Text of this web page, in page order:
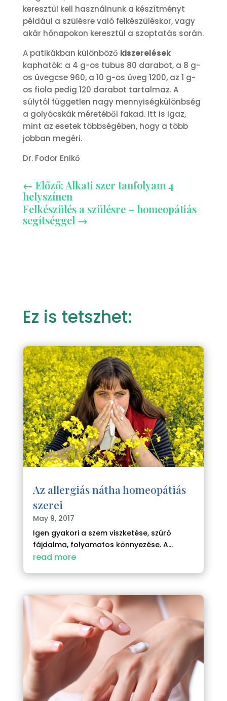
keresztül kell használnunk a készítményt
például a szülésre való felkészüléskor, vagy
akár hónapokon keresztül a szoptatás során.
A patikákban különböző kiszerelések
kaphatók: a 4 g-os tubus 80 darabot, a 8 g-
os üvegcse 960, a 10 g-os üveg 1200, az 1 g-
os fiola pedig 120 darabot tartalmaz. A
súlytól független nagy mennyiségkülönbség
a golyócskák méretéből fakad. Itt is igaz,
mint az esetek többségében, hogy a több
jobban megéri.
Dr. Fodor Enikő
← Előző: Alkati szer tanfolyam 4
helyszínen
Felkészülés a szülésre – homeopátiás
segítséggel →
Ez is tetszhet:
Az allergiás nátha homeopátiás
szerei
May 9, 2017
Igen gyakori a szem viszketése, szúró
fájdalma, folyamatos könnyezése. A...
read more